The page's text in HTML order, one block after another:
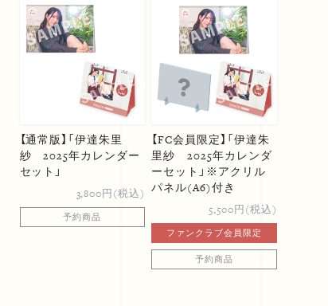
【通常版】「伊達朱里
紗 2025年カレンダー
セット」
3,800円(税込)
予約商品
【FC会員限定】「伊達朱
里紗 2025年カレンダ
ーセット」※アクリル
パネル(A6)付き
5,500円(税込)
ファンクラブ会員限定
予約商品